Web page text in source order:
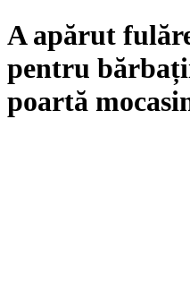
A apărut
pentru
poartă